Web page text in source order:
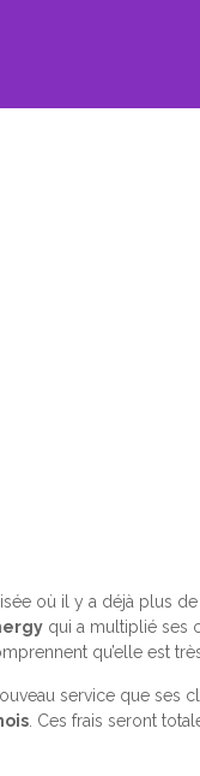
où il y a déjà plus
qui a multiplié ses
qu’elle est
service que
. Ces frais seront